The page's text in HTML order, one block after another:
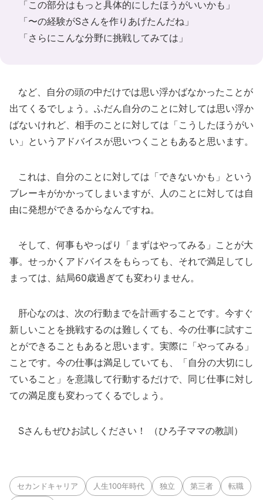
「この部分はもっと具体的にしたほうがいいかも」
「〜の経験がSさんを作りあげたんだね」
「さらにこんな分野に挑戦してみては」
など、自分の頭の中だけでは思い浮かばなかったことが
出てくるでしょう。ふだん自分のことに対しては思い浮か
ばないけれど、相手のことに対しては「こうしたほうがい
い」というアドバイスが思いつくこともあると思います。
これは、自分のことに対しては「できないかも」という
ブレーキがかかってしまいますが、人のことに対しては自
由に発想ができるからなんですね。
そして、何事もやっぱり「まずはやってみる」ことが大
事。せっかくアドバイスをもらっても、それで満足してし
まっては、結局60歳過ぎても変わりません。
肝心なのは、次の行動までを計画することです。今すぐ
新しいことを挑戦するのは難しくても、今の仕事に試すこ
とができることもあると思います。実際に「やってみる」
ことです。今の仕事は満足していても、「自分の大切にし
ていること」を意識して行動するだけで、同じ仕事に対し
ての満足度も変わってくるでしょう。
Sさんもぜひお試しください！ （ひろ子ママの教訓）
セカンドキャリア 人生100年時代 独立 第三者 転職